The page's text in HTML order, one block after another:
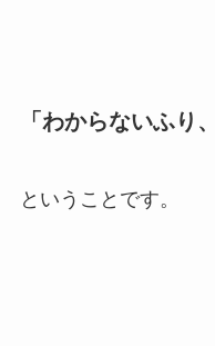
「わからないふり
ということです。